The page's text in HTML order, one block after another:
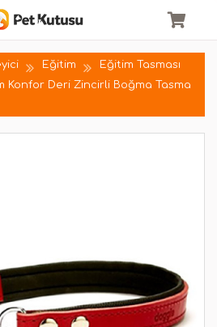
Eğitim
Eğitim Tasması
Konfor Deri Zincirli Boğma Tasma